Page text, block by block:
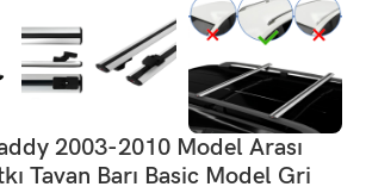
2003-2010 Model Arası
Tavan Barı Basic Model Gri